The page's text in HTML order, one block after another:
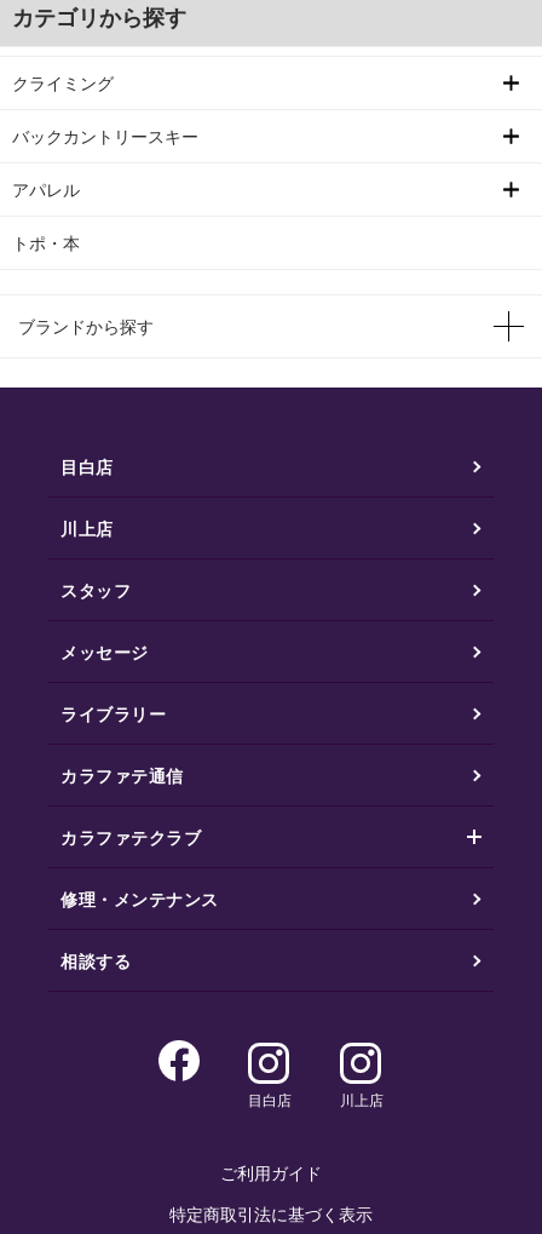
カテゴリから探す
クライミング
バックカントリースキー
アパレル
トポ・本
ブランドから探す
目白店
川上店
スタッフ
メッセージ
ライブラリー
カラファテ通信
カラファテクラブ
修理・メンテナンス
相談する
目白店 川上店
ご利用ガイド
特定商取引法に基づく表示